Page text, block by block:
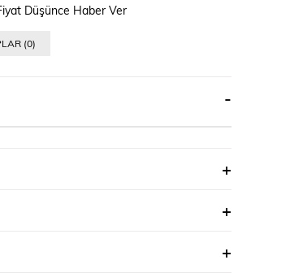
Düşünce Haber Ver
(0)